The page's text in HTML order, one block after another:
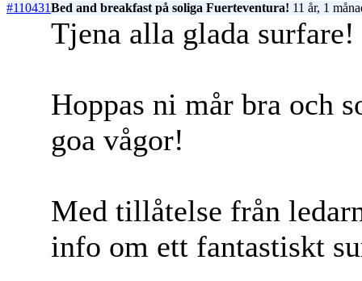
#110431Bed and breakfast på soliga Fuerteventura! 11 år, 1
Tjena alla glada surfare!
Hoppas ni mår bra och
goa vågor!
Med tillåtelse från
info om ett fantastiskt